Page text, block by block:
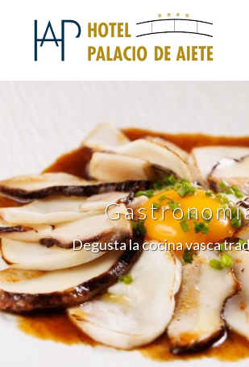
Degusta la cocina vasca